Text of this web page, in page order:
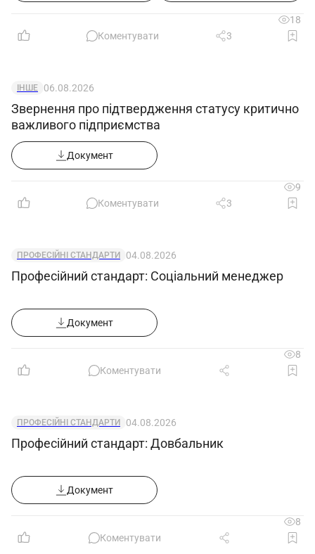
18
Коментувати
3
ІНШЕ 06.08.2026
Звернення про підтвердження статусу критично
важливого підприємства
Документ
9
Коментувати
3
ПРОФЕСІЙНІ СТАНДАРТИ 04.08.2026
Професійний стандарт: Соціальний менеджер
Документ
8
Коментувати
ПРОФЕСІЙНІ СТАНДАРТИ 04.08.2026
Професійний стандарт: Довбальник
Документ
8
Коментувати